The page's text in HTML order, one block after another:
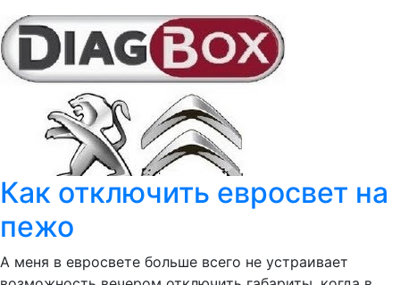
Как отключить евросвет на
пежо
А меня в евросвете больше всего не устраивает